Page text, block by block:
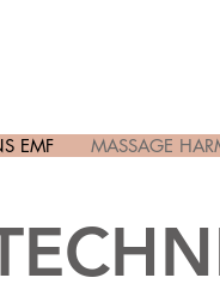
EMF MASSAGE